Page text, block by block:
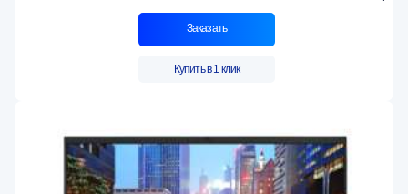
Заказать
Купить в 1 клик